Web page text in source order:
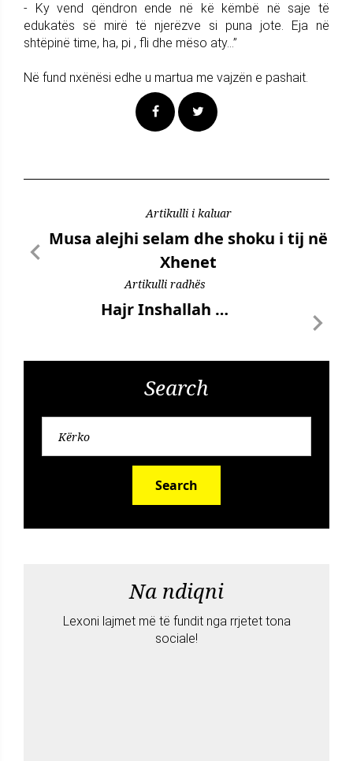
- Ky vend qëndron ende në kë këmbë në saje të
edukatës së mirë të njerëzve si puna jote. Eja në
shtëpinë time, ha, pi , fli dhe mëso aty...”
Në fund nxënësi edhe u martua me vajzën e pashait.
Artikulli i kaluar
Musa alejhi selam dhe shoku i tij në
Xhenet
Artikulli radhës
Hajr Inshallah …
Search
Search
Na ndiqni
Lexoni lajmet më të fundit nga rrjetet tona
sociale!